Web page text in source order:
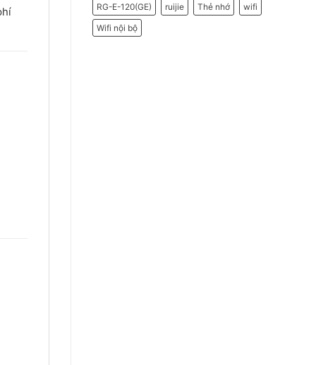
RG-E-120(GE)
ruijie Thẻ nhớ
wifi
Wifi nội bộ